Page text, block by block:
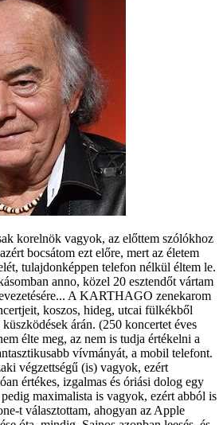
korelnök vagyok, az előttem szólókhoz
bocsátom ezt előre, mert az életem
tulajdonképpen telefon nélkül éltem le.
anno, közel 20 esztendőt vártam
A KARTHAGO zenekarom
koszos, hideg, utcai fülkékből
küszködések árán. (250 koncertet éves
élte meg, az nem is tudja értékelni a
vívmányát, a mobil telefont.
végzettségű (is) vagyok, ezért
értékes, izgalmas és óriási dolog egy
maximalista is vagyok, ezért abból is
t választottam, ahogyan az Apple